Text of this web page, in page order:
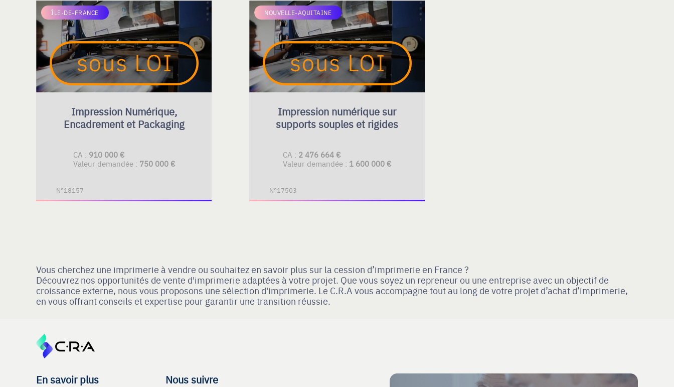
ÎLE-DE-FRANCE
Impression Numérique,
Encadrement et Packaging
CA : 910 000 €
Valeur demandée : 750 000 €
N°18157
NOUVELLE-AQUITAINE
Impression numérique sur
supports souples et rigides
CA : 2 476 664 €
Valeur demandée : 1 600 000 €
N°17503
Vous cherchez une imprimerie à vendre ou souhaitez en savoir plus sur la cession d’imprimerie en France ?
Découvrez nos opportunités de vente d'imprimerie adaptées à votre projet. Que vous soyez un repreneur ou une entreprise avec un objectif de
croissance externe, nous vous proposons une sélection d'imprimerie. Le C.R.A vous accompagne tout au long de votre projet d’achat d’imprimerie,
en vous offrant conseils et expertise pour garantir une transition réussie.
En savoir plus Nous suivre